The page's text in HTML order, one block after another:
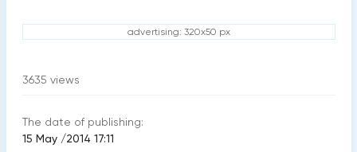
advertising: 320x50 px
3635 views
The date of publishing:
15 May /2014 17:11